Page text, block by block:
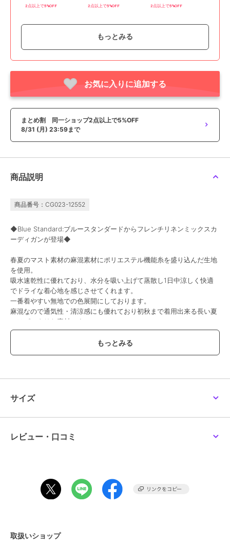
2点以上で5%OFF
クスシルエットシャツ
2点以上で5%OFF 2点以上で5%OFF
まとめ割
ブルースタンダード
ィクスエードTシャツセ
ット
¥ 3,457
もっとみる
お気に入りに追加する
まとめ割 同一ショップ2点以上で5%OFF
8/31 (月) 23:59まで
商品説明
商品番号：CG023-12552
◆Blue Standard:ブルースタンダードからフレンチリネンミックスカ
ーディガンが登場◆
春夏のマスト素材の麻混素材にポリエステル機能糸を盛り込んだ生地
を使用。
吸水速乾性に優れており、水分を吸い上げて蒸散し1日中涼しく快適
でドライな着心地を感じさせてくれます。
一番着やすい無地での色展開にしております。
麻混なので通気性・清涼感にも優れており初秋まで着用出来る長い夏
にはピッタリな素材です。
強い紫外線が気になる時に羽織ってもらえるカーデガンスタイル。
スペックは少しゆったりとさせて軽く羽織れるサイズ感にして釦レス
にした着流しカーデ。
・インナーにTシャツやロンTと相性のよいアイテムです。
・すっきりコーデならスリムパンツ、スキニーパンツ、スラックスパ
ル、デニム、チノパン、カーゴパンツがオススメです。
・ワンサイズ大きめでビッグシルエットスタイルも◎
・バケットハット、キャップ、ハット、ビーニー、ニット帽とのセッ
スタンダードながら、程よくトレンドをミックスした都会的で爽やか
サイズ
レビュー・口コミ
取扱いショップ